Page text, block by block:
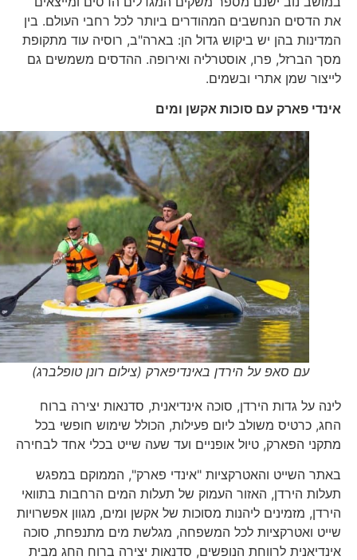
את הדסים הנחשבים המהודרים ביותר לכל רחבי העולם. בין
המדינות בהן יש ביקוש גדול הן: בארה"ב, רוסיה עוד מתקופת
מסך הברזל, פרו, אוסטרליה ואירופה. ההדסים משמשים גם
לייצור שמן אתרי ובשמים.
אינדי פארק עם סוכות אקשן ומים
עם סאפ על הירדן באינדיפארק (צילום רונן טופלברג)
לינה על גדות הירדן, סוכה אינדיאנית, סדנאות יצירה ברוח
החג, כרטיס משולב ליום פעילות, הכולל שימוש חופשי בכל
מתקני הפארק, טיול אופניים ועד שעה שייט בכלי אחד לבחירה
באתר השייט והאטרקציות "אינדי פארק", הממוקם במפגש
תעלות הירדן, האזור העמוק של תעלות המים הרחבות בתוואי
הירדן, מזמינים ליהנות מסוכות של אקשן ומים, מגוון אפשרויות
שייט ואטרקציות לכל המשפחה, מגלשת מים מתנפחת, סוכה
אינדיאנית לרווחת הנופשים, סדנאות יצירה ברוח החג מבית